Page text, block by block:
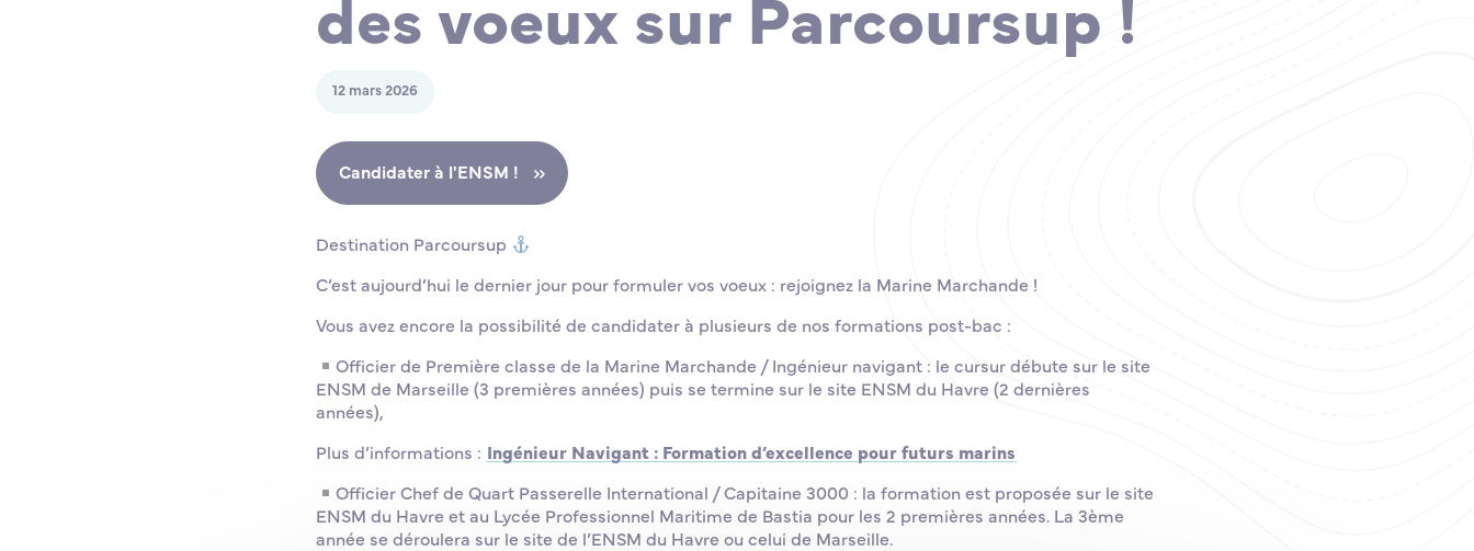
12 mars 2026
Candidater à l'ENSM !
Destination Parcoursup
C’est aujourd’hui le dernier jour pour formuler vos voeux : rejoignez la Marine Marchande !
Vous avez encore la possibilité de candidater à plusieurs de nos formations post-bac :
Officier de Première classe de la Marine Marchande / Ingénieur navigant : le cursur débute sur le site
ENSM de Marseille (3 premières années) puis se termine sur le site ENSM du Havre (2 dernières
années),
Plus d’informations : Ingénieur Navigant : Formation d’excellence pour futurs marins
Officier Chef de Quart Passerelle International / Capitaine 3000 : la formation est proposée sur le site
ENSM du Havre et au Lycée Professionnel Maritime de Bastia pour les 2 premières années. La 3ème
année se déroulera sur le site de l’ENSM du Havre ou celui de Marseille.